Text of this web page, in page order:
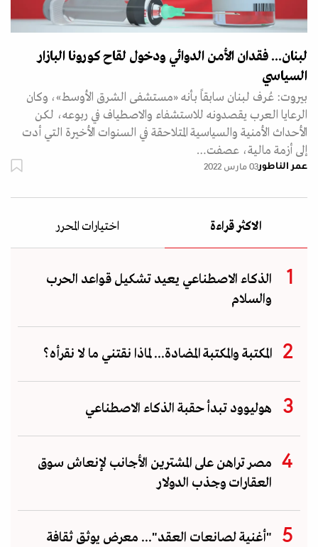
لبنان... فقدان الأمن الدوائي ودخول لقاح كورونا البازار
السياسي
بيروت: عُرف لبنان سابقاً بأنه «مستشفى الشرق الأوسط»، وكان
الرعايا العرب يقصدونه للاستشفاء والاصطياف في ربوعه، لكن
الأحداث الأمنية والسياسية المتلاحقة في السنوات الأخيرة التي أدت
إلى أزمة مالية، عصفت…
عمر الناطور03 مارس 2022
الاكثر قراءة اختيارات المحرر
الذكاء الاصطناعي يعيد تشكيل قواعد الحرب
والسلام
المكتبة والمكتبة المضادة... لماذا نقتني ما لا نقرأه؟
هوليوود تبدأ حقبة الذكاء الاصطناعي
مصر تراهن على المشترين الأجانب لإنعاش سوق
العقارات وجذب الدولار
"أغنية لصانعات العقد"... معرض يوثق ثقافة